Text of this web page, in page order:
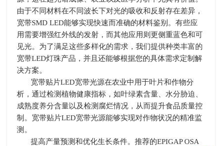
由于不同材料在不同波长下对光的吸收和反射存在差异，
宽带SMD LED能够实现快速而准确的材料鉴别。有些应
用需要增强红外线的发射，而其他应用则更侧重蓝色和可
见光。为了满足这些多样化的需求，我们提供种类丰富的
宽带LED灯珠产品，并且还能够根据您的具体需求定制解
决方案。
宽带贴片LED宽带光源在农业中用于叶片和作物分
析，通过检测植物健康指标，如叶绿素含量、水分胁迫、
成熟度养分含量以及检测腐烂情况，从而提升食品质量控
制。宽带贴片LED宽带光源能够实现对作物状况的精准监
测。
提高产量预测和优化生长条件。推荐的EPIGAP OSA